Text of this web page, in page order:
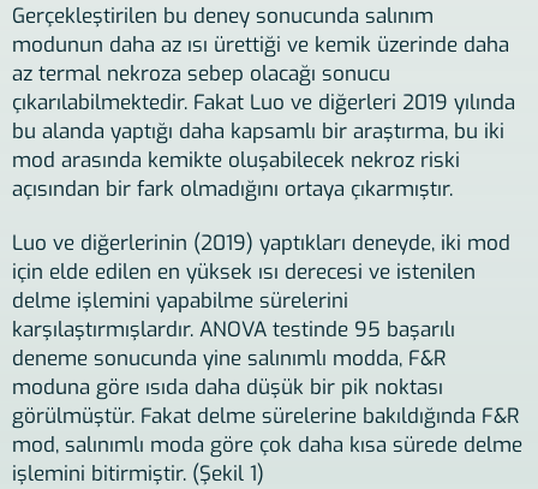
Gerçekleştirilen bu deney sonucunda salınım
modunun daha az ısı ürettiği ve kemik üzerinde daha
az termal nekroza sebep olacağı sonucu
çıkarılabilmektedir. Fakat Luo ve diğerleri 2019 yılında
bu alanda yaptığı daha kapsamlı bir araştırma, bu iki
mod arasında kemikte oluşabilecek nekroz riski
açısından bir fark olmadığını ortaya çıkarmıştır.
Luo ve diğerlerinin (2019) yaptıkları deneyde, iki mod
için elde edilen en yüksek ısı derecesi ve istenilen
delme işlemini yapabilme sürelerini
karşılaştırmışlardır. ANOVA testinde 95 başarılı
deneme sonucunda yine salınımlı modda, F&R
moduna göre ısıda daha düşük bir pik noktası
görülmüştür. Fakat delme sürelerine bakıldığında F&R
mod, salınımlı moda göre çok daha kısa sürede delme
işlemini bitirmiştir. (Şekil 1)